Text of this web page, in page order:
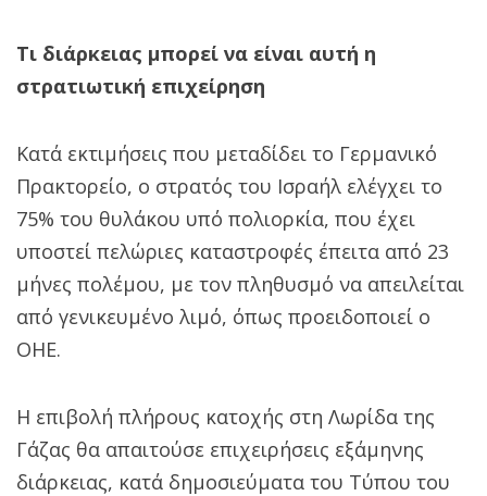
Τι διάρκειας μπορεί να είναι αυτή η
στρατιωτική επιχείρηση
Κατά εκτιμήσεις που μεταδίδει το Γερμανικό
Πρακτορείο, ο στρατός του Ισραήλ ελέγχει το
75% του θυλάκου υπό πολιορκία, που έχει
υποστεί πελώριες καταστροφές έπειτα από 23
μήνες πολέμου, με τον πληθυσμό να απειλείται
από γενικευμένο λιμό, όπως προειδοποιεί ο
ΟΗΕ.
Η επιβολή πλήρους κατοχής στη Λωρίδα της
Γάζας θα απαιτούσε επιχειρήσεις εξάμηνης
διάρκειας, κατά δημοσιεύματα του Τύπου του